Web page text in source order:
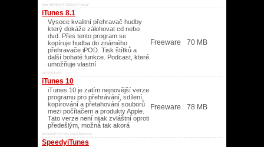
Win 98/ME/NT/2000/XP/Vista/
iTunes 8.1
Vysoce kvalitní přehravač hudby
který dokáže zálohovat cd nebo
dvd. Přes tento program se
kopíruje hudba do známého
přehravače iPOD. Tisk štítků a
další bohaté funkce. Podcast, které
umožňuje vlastní
XP/2003/XP/
Freeware 70 MB
iTunes 10
iTunes 10 je zatím nejnovější verze
programu pro přehrávání, sdílení,
kopírování a přetahování souborů
mezi počítačem a produkty Apple.
Tato verze není nijak zvláštní oproti
předešlým, možná tak akorá
95/98/ME/NT/XP/Vista/2003/XP/
Freeware 78 MB
SpeedyiTunes